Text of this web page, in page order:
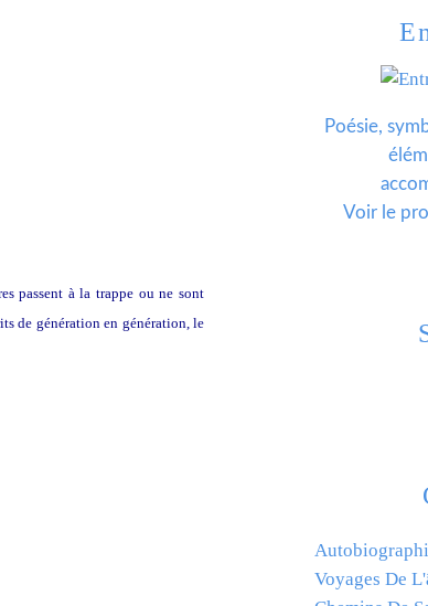
passent à la trappe ou ne sont
de génération en génération, le
Voyages De
Poésie,
Voir le